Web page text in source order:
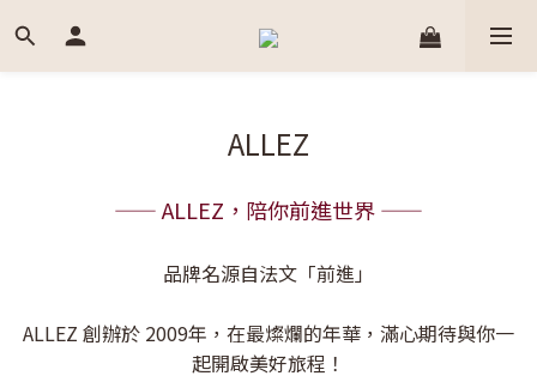
ALLEZ
—— ALLEZ，陪你前進世界 ——
品牌名源自法文「前進」
ALLEZ 創辦於 2009年，在最燦爛的年華，滿心期待與你一
起開啟美好旅程！